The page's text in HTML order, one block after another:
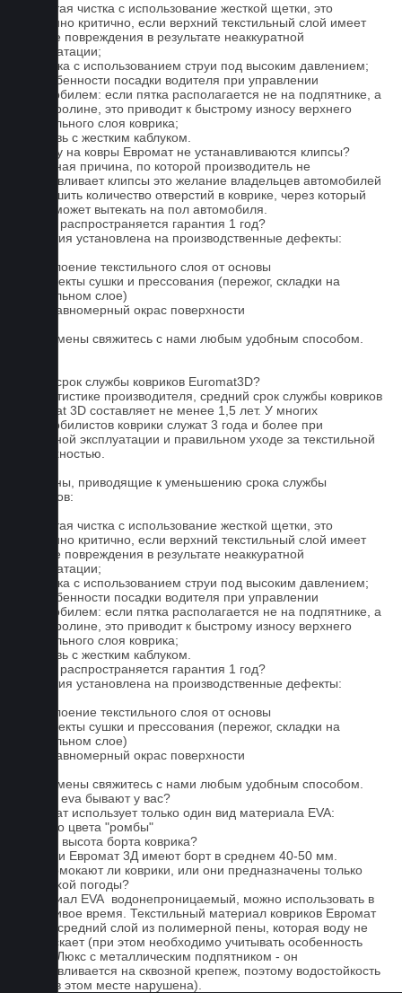
1. Частая чистка с использование жесткой щетки, это
особенно критично, если верхний текстильный слой имеет
мелкие повреждения в результате неаккуратной
эксплуатации;
2. Мойка с использованием струи под высоким давлением;
3. Особенности посадки водителя при управлении
автомобилем: если пятка располагается не на подпятнике, а
на ковролине, это приводит к быстрому износу верхнего
текстильного слоя коврика;
4. Обувь с жестким каблуком.
Почему на ковры Евромат не устанавливаются клипсы?
Основная причина, по которой производитель не
устанавливает клипсы это желание владельцев автомобилей
уменьшить количество отверстий в коврике, через который
влага может вытекать на пол автомобиля.
На что распространяется гарантия 1 год?
Гарантия установлена на производственные дефекты:
1. Отслоение текстильного слоя от основы
2. Дефекты сушки и прессования (пережог, складки на
текстильном слое)
3. Неравномерный окрас поверхности
Для замены свяжитесь с нами любым удобным способом.
Какой срок службы ковриков Euromat3D?
По статистике производителя, средний срок службы ковриков
Euromat 3D составляет не менее 1,5 лет. У многих
автомобилистов коврики служат 3 года и более при
бережной эксплуатации и правильном уходе за текстильной
поверхностью.
Причины, приводящие к уменьшению срока службы
ковриков:
1. Частая чистка с использование жесткой щетки, это
особенно критично, если верхний текстильный слой имеет
мелкие повреждения в результате неаккуратной
эксплуатации;
2. Мойка с использованием струи под высоким давлением;
3. Особенности посадки водителя при управлении
автомобилем: если пятка располагается не на подпятнике, а
на ковролине, это приводит к быстрому износу верхнего
текстильного слоя коврика;
4. Обувь с жестким каблуком.
На что распространяется гарантия 1 год?
Гарантия установлена на производственные дефекты:
1. Отслоение текстильного слоя от основы
2. Дефекты сушки и прессования (пережог, складки на
текстильном слое)
3. Неравномерный окрас поверхности
Для замены свяжитесь с нами любым удобным способом.
Серые eva бывают у вас?
Евромат использует только один вид материала EVA:
черного цвета "ромбы"
Какова высота борта коврика?
Коврики Евромат 3Д имеют борт в среднем 40-50 мм.
Не промокают ли коврики, или они предназначены только
для сухой погоды?
Материал EVA водонепроницаемый, можно использовать в
дождливое время. Текстильный материал ковриков Евромат
имеет средний слой из полимерной пены, которая воду не
пропускает (при этом необходимо учитывать особенность
серии Люкс с металлическим подпятником - он
устанавливается на сквозной крепеж, поэтому водостойкость
ковра в этом месте нарушена).